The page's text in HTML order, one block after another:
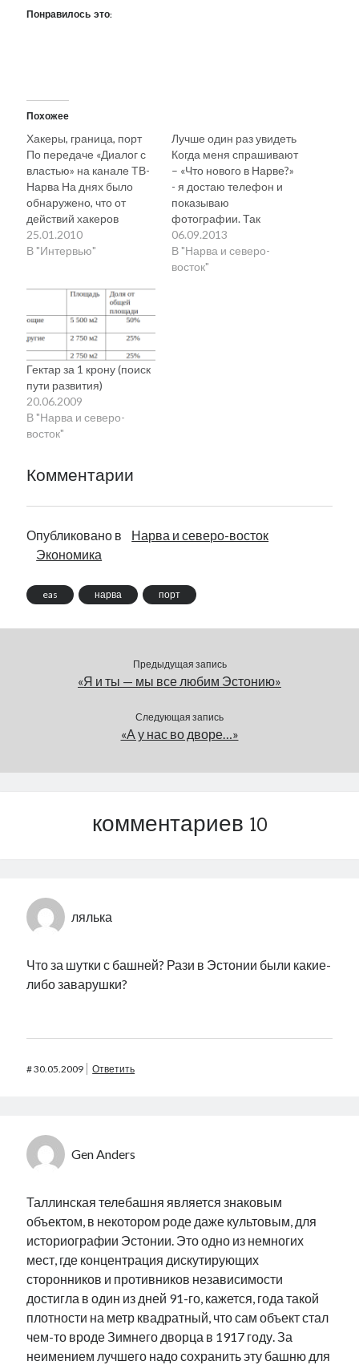
Понравилось это:
Похожее
Хакеры, граница, порт
По передаче «Диалог с
властью» на канале ТВ-
Нарва На днях было
обнаружено, что от
действий хакеров
пострадал сервер
Кесклиннаской
переговоры, которые
велись через сервер
школы, составил около
300 тысяч крон. Что
намерены делать
городские власти?
М.Стальнухин:
«Хакерам все равно,
какой сервер
25.01.2010
В "Интервью"
Лучше один раз увидеть
Когда меня спрашивают
– «Что нового в Нарве?»
- я достаю телефон и
показываю
фотографии. Так
действительно проще и
нагляднее. Итак, за
последние несколько
06.09.2013
В "Нарва и северо-
восток"
Гектар за 1 крону (поиск
пути развития)
20.06.2009
В "Нарва и северо-
восток"
Комментарии
Опубликовано в
Нарва и северо-восток
Экономика
eas нарва порт
Предыдущая запись
«Я и ты — мы все любим Эстонию»
Следующая запись
«А у нас во дворе…»
комментариев 10
лялька
Что за шутки с башней? Рази в Эстонии были какие-
либо заварушки?
#30.05.2009 Ответить
Gen Anders
Таллинская телебашня является знаковым
объектом, в некотором роде даже культовым, для
историографии Эстонии. Это одно из немногих
мест, где концентрация дискутирующих
сторонников и противников независимости
достигла в один из дней 91-го, кажется, года такой
плотности на метр квадратный, что сам объект стал
чем-то вроде Зимнего дворца в 1917 году. За
неимением лучшего надо сохранить эту башню для